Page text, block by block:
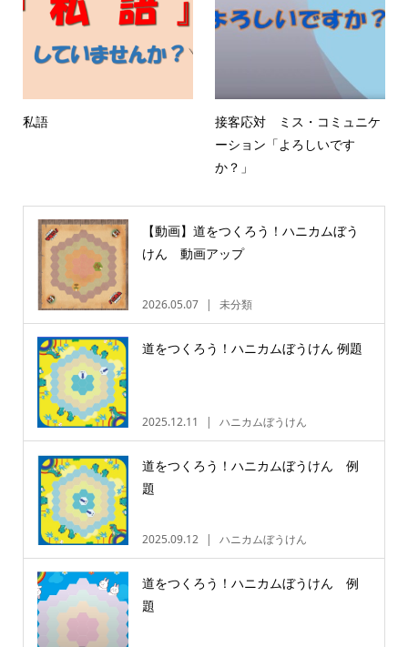
私語
接客応対 ミス・コミュニケ
ーション「よろしいです
か？」
【動画】道をつくろう！ハニカムぼう
けん 動画アップ
2026.05.07 未分類
道をつくろう！ハニカムぼうけん 例題
2025.12.11 ハニカムぼうけん
道をつくろう！ハニカムぼうけん 例
題
2025.09.12 ハニカムぼうけん
道をつくろう！ハニカムぼうけん 例
題